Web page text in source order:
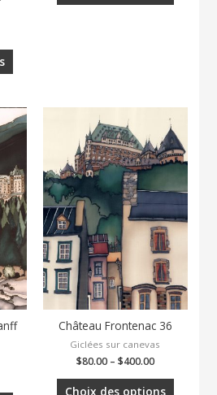
Château Frontenac 36
Giclées sur canevas
$80.00– $400.00
Choix des options